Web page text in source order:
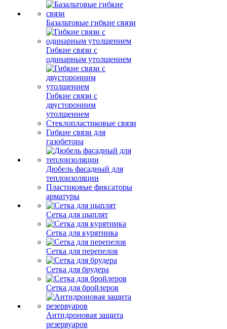
Базальтовые гибкие связи
Гибкие связи с
одинарным утолщением
Гибкие связи с
двусторонним
утолщением
Стеклопластиковые связи
Гибкие связи для
газобетона
Дюбель фасадный для
теплоизоляции
Пластиковые фиксаторы
арматуры
Сетка для цыплят
Сетка для курятника
Сетка для перепелов
Сетка для брудера
Сетка для бройлеров
Антидроновая защита
резервуаров